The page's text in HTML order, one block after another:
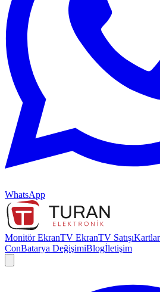
WhatsApp
Monitör EkranTV EkranTV SatışıKartlar
ConBatarya DeğişimiBlogİletişim